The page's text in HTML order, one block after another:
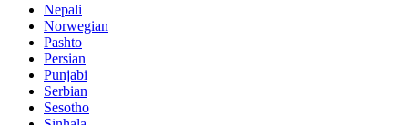
Nepali
Norwegian
Pashto
Persian
Punjabi
Serbian
Sesotho